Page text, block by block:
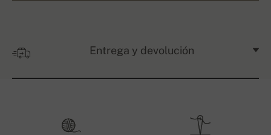
Entrega y devolución